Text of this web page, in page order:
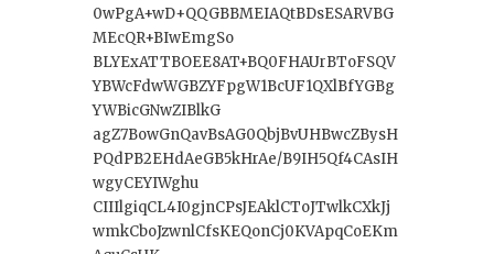
0wPgA+wD+QQGBBMEIAQtBDsESARVBG
MEcQR+BIwEmgSo
BLYExATTBOEE8AT+BQ0FHAUrBToFSQV
YBWcFdwWGBZYFpgW1BcUF1QXlBfYGBg
YWBicGNwZIBlkG
agZ7BowGnQavBsAG0QbjBvUHBwcZBysH
PQdPB2EHdAeGB5kHrAe/B9IH5Qf4CAsIH
wgyCEYIWghu
CIIIlgiqCL4I0gjnCPsJEAklCToJTwlkCXkJj
wmkCboJzwnlCfsKEQonCj0KVApqCoEKm